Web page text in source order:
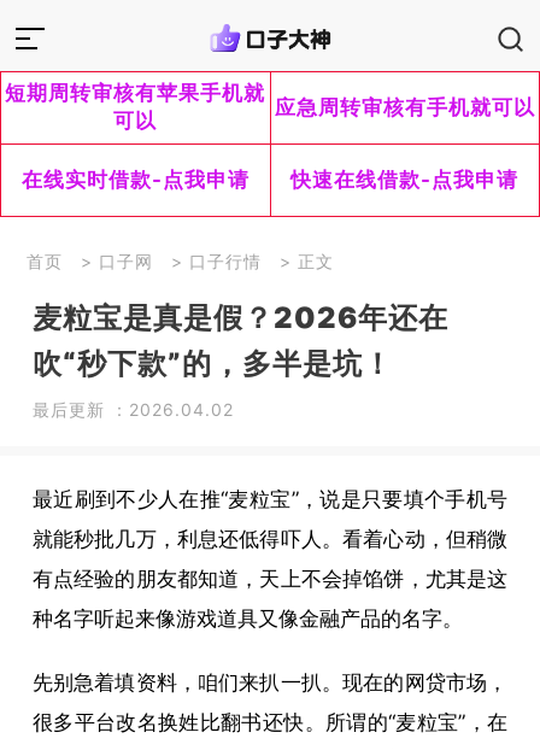
短期周转审核有苹果手机就
可以
应急周转审核有手机就可以
在线实时借款-点我申请 快速在线借款-点我申请
首页 > 口子网 > 口子行情 > 正文
麦粒宝是真是假？2026年还在
吹“秒下款”的，多半是坑！
最后更新 ：2026.04.02
最近刷到不少人在推“麦粒宝”，说是只要填个手机号
就能秒批几万，利息还低得吓人。看着心动，但稍微
有点经验的朋友都知道，天上不会掉馅饼，尤其是这
种名字听起来像游戏道具又像金融产品的名字。
先别急着填资料，咱们来扒一扒。现在的网贷市场，
很多平台改名换姓比翻书还快。所谓的“麦粒宝”，在